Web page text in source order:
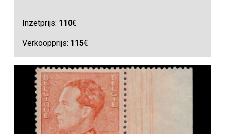
Inzetprijs: 110€
Verkoopprijs: 115€